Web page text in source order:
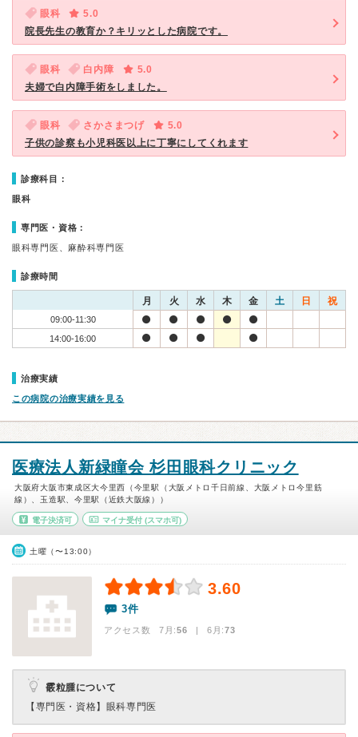
眼科
5.0
院長先生の教育か？キリッとした病院です。
眼科 白内障
5.0
夫婦で白内障手術をしました。
眼科 さかさまつげ
5.0
子供の診察も小児科医以上に丁寧にしてくれます
診療科目：
眼科
専門医・資格：
眼科専門医、麻酔科専門医
診療時間
月 火 水 木 金 土 日 祝
09:00-11:30
14:00-16:00
治療実績
この病院の治療実績を見る
医療法人新緑瞳会 杉田眼科クリニック
大阪府大阪市東成区大今里西（今里駅（大阪メトロ千日前線、大阪メトロ今里筋
線）、玉造駅、今里駅（近鉄大阪線））
電子決済可 マイナ受付(スマホ可)
土曜（〜13:00）
3.60
3件
アクセス数 7月:56 | 6月:73
霰粒腫について
【専門医・資格】 眼科専門医